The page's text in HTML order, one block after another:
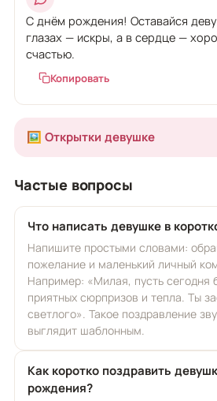
С днём рождения! Оставайся
глазах — искры, а в сердце —
счастью.
Копировать
🖼️ Открытки девушке
Частые вопросы
Что написать девушке в
Напишите простыми словами:
пожелание и маленький личный
Например: «Милая, пусть сегодня
приятных сюрпризов и тепла. Ты
светлого». Такое поздравление
выглядит шаблонным.
Как коротко поздравить
рождения?